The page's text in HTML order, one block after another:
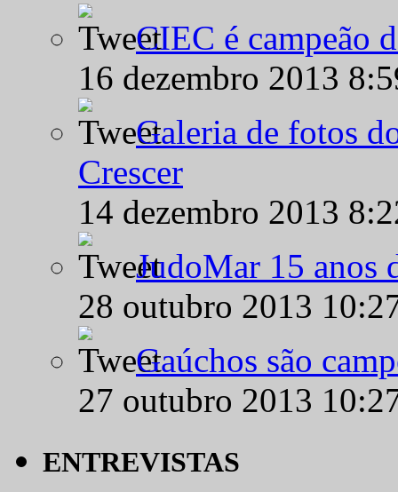
CIEC é campeão
16 dezembro 2013
Galeria de fotos
Crescer
14 dezembro 2013
JudoMar 15 anos
28 outubro 2013
Gaúchos são
27 outubro 2013
ENTREVISTAS